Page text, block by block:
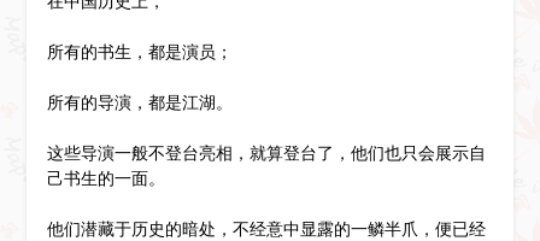
所有的书生，都是演员；
所有的导演，都是江湖。
这些导演一般不登台亮相，就算登台了，他们也只会展示自
己书生的一面。
他们潜藏于历史的暗处，不经意中显露的一鳞半爪，便已经